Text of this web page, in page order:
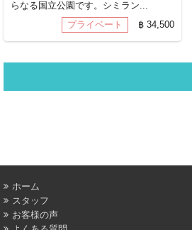
らなる国立公園です。シミラン...
プライベート
฿ 34,500
ホーム
スタッフ
お客様の声